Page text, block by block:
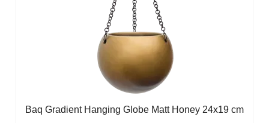
Baq Gradient Hanging Globe Matt Honey 24x19 cm